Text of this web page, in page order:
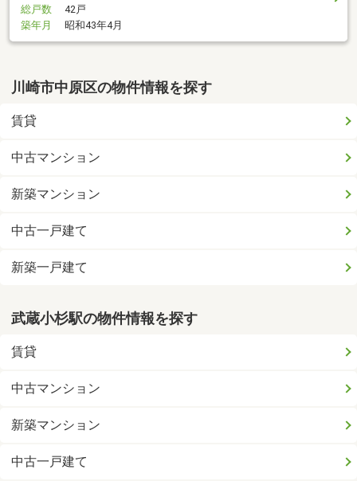
総戸数
42戸
築年月
昭和43年4月
川崎市中原区の物件情報を探す
賃貸
中古マンション
新築マンション
中古一戸建て
新築一戸建て
武蔵小杉駅の物件情報を探す
賃貸
中古マンション
新築マンション
中古一戸建て